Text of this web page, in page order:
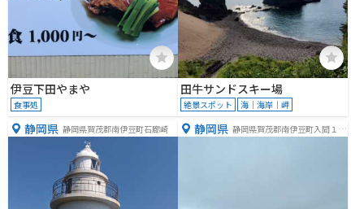
伊豆下田やまや
食事処
田牛サンドスキー場
絶景スポット 海｜海岸｜岬
静岡県 静岡県賀茂郡南伊豆町石廊崎 静岡県 静岡県賀茂郡南伊豆町入間１８